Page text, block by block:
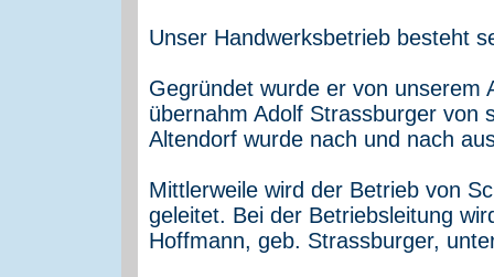
Unser Handwerksbetrieb besteht
Gegründet wurde er von unserem
übernahm Adolf Strassburger von
Altendorf wurde nach und nach
Mittlerweile wird der Betrieb von
geleitet. Bei der Betriebsleitung
Hoffmann, geb. Strassburger,